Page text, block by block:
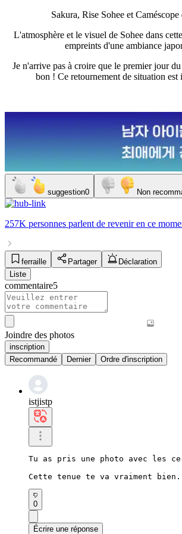
Sakura, Rise Sohee et Caméscope
L'atmosphère et le visuel de Sohee dans
empreints d'une ambiance
Je n'arrive pas à croire que le premier jour
bon ! Ce retournement de situation
suggestion0 Non
257K personnes parlent de reveniren ce
ferraille Partager
Déclaration
Liste
commentaire5
Joindre des photos
inscription
Recommandé
Dernier Ordre d'inscription
istjistp
Tu as pris une photo avec les
Cette tenue te va vraiment bien.
0
Écrire une réponse